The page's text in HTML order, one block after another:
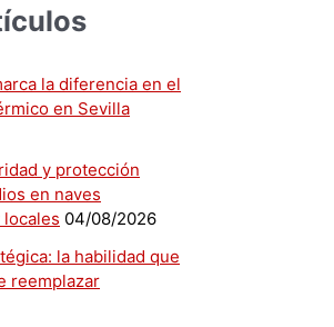
los consumidores ahora pueden
la diferencia en el
en Sevilla
y protección
en naves
04/08/2026
la habilidad que
reemplazar